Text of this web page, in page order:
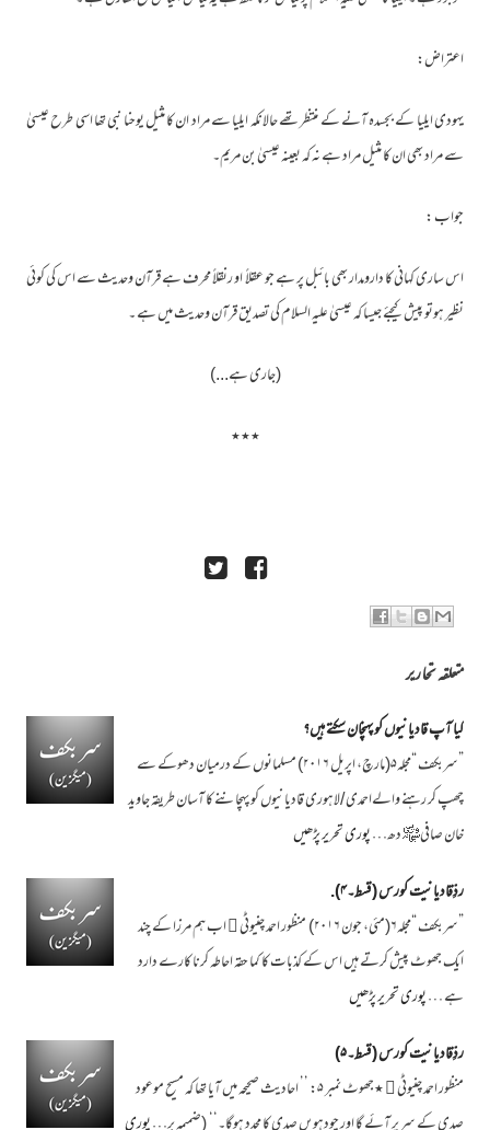
اعتراض:
یہودی ایلیا کے بجسدہ آنے کے منتظر تھے حالانکہ ایلیا سے مراد ان کا مثیل یوحنا نبی تھا اسی طرح عیسیٰ
سے مراد بھی ان کا مثیل مراد ہے نہ کہ بعینہ عیسیٰ بن مریم۔
جواب :
اس ساری کہانی کا دارومدار بھی بائبل پر ہے جو عقلاً او رنقلاً محرف ہے قرآن وحدیث سے اس کی کوئی
نظیر ہوتو پیش کیجئے جیسا کہ عیسیٰ علیہ السلام کی تصدیق قرآن وحدیث میں ہے ۔
(جاری ہے...)
٭٭٭
متعلقہ تحاریر
کیا آپ قادیانیوں کو پہنچان سکتے ہیں؟
”سربکف “مجلہ۵(مارچ، اپریل ۲۰۱۶) مسلمانوں کے درمیان دھوکے سے
چھپ کر رہنے والےاحمدی /لاہوری قادیانیوں کو پہچاننے کا آسان طریقہ جاوید
خان صافی﷾ دھ…پوری تحریر پڑھیں
ردِّقادیانیت کورس ( قسط۔۴).
”سربکف “مجلہ۶(مئی، جون ۲۰۱۶) منظور احمد چنیوٹی ﷫ اب ہم مرزا کے چند
ایک جھوٹ پیش کرتے ہیں اس کے کذبات کا کما حقہ احاطہ کرنا کارے دارد
ہے …پوری تحریر پڑھیں
ردِّقادیانیت کورس ( قسط۔۵)
منظور احمد چنیوٹی ﷫ ٭جھوٹ نمبر ۵: ’’ احادیث صحیحہ میں آیا تھا کہ مسیح موعود